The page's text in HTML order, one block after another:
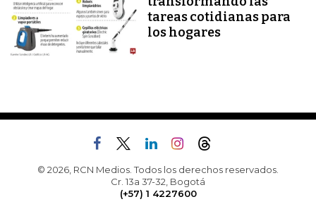
tareas cotidianas para
los hogares
© 2026, RCN Medios. Todos los derechos reservados.
Cr. 13a 37-32, Bogotá
(+57) 1 4227600